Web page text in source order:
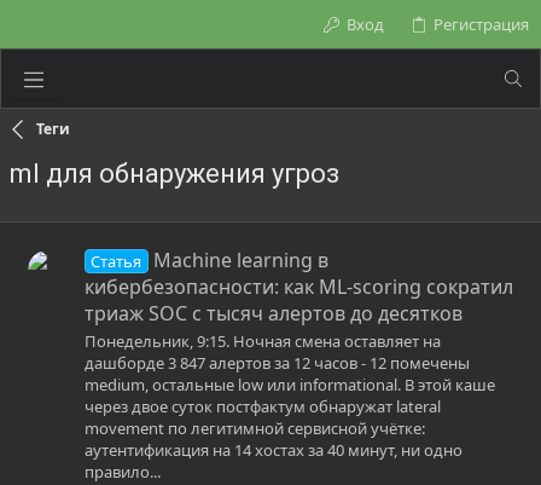
Вход Регистрация
Теги
ml для обнаружения угроз
Статья
Machine learning в
кибербезопасности: как ML-scoring сократил
триаж SOC с тысяч алертов до десятков
Понедельник, 9:15. Ночная смена оставляет на
дашборде 3 847 алертов за 12 часов - 12 помечены
medium, остальные low или informational. В этой каше
через двое суток постфактум обнаружат lateral
movement по легитимной сервисной учётке:
аутентификация на 14 хостах за 40 минут, ни одно
правило...